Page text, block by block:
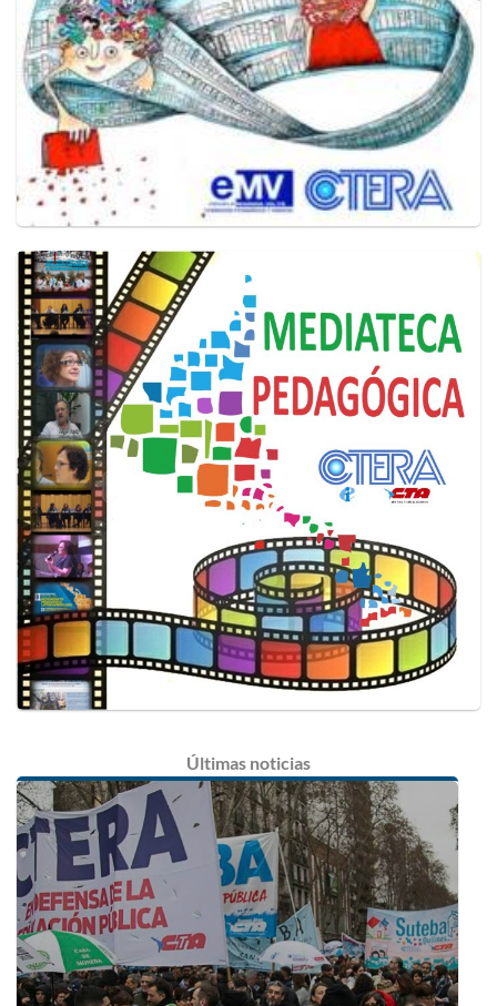
Últimas noticias